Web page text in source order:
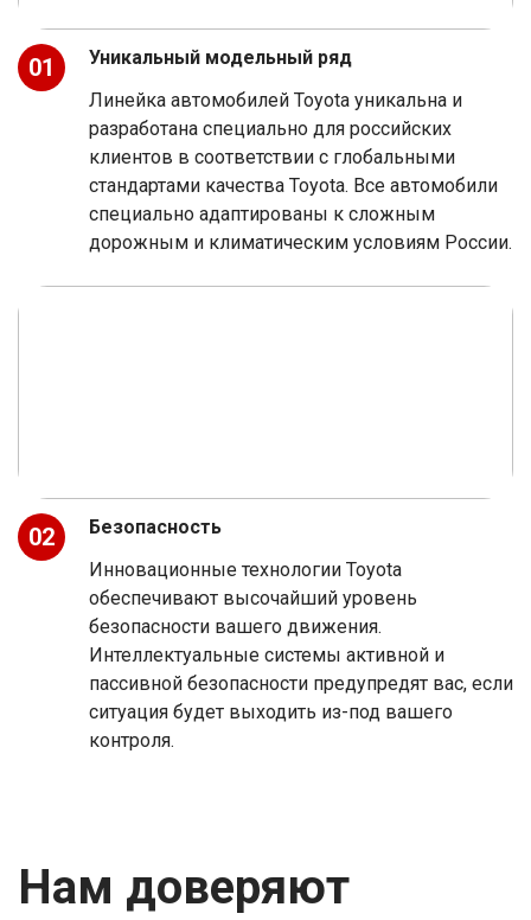
01
Уникальный модельный ряд
Линейка автомобилей Toyota уникальна и
разработана специально для российских
клиентов в соответствии с глобальными
стандартами качества Toyota. Все автомобили
специально адаптированы к сложным
дорожным и климатическим условиям России.
02
Безопасность
Инновационные технологии Toyota
обеспечивают высочайший уровень
безопасности вашего движения.
Интеллектуальные системы активной и
пассивной безопасности предупредят вас, если
ситуация будет выходить из-под вашего
контроля.
Нам доверяют